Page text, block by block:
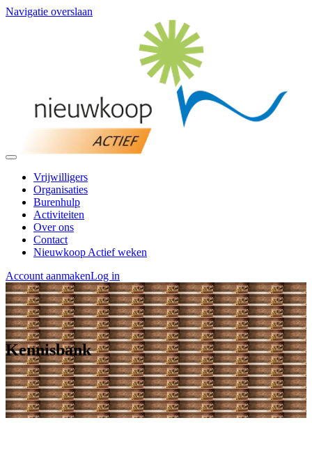
Navigatie overslaan
Vrijwilligers
Organisaties
Burenhulp
Activiteiten
Over ons
Contact
Nieuwkoop Actief weken
Account aanmakenLog in
Kennisbank